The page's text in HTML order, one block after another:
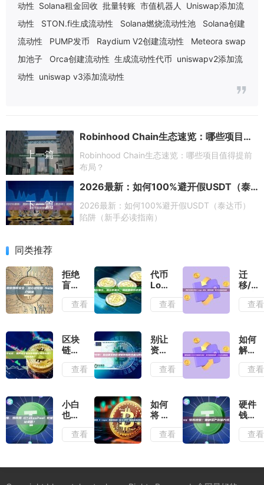
动性 Solana租金回收 批量转账 市值机器人
Uniswap添加流
动性
STON.fi生成流动性 Solana燃烧流动性池
Solana创建
流动性
PUMP发币 Raydium V2创建流动性
Meteora swap
加池子
Orca创建流动性 生成流动性代币 uniswapv2添加流
动性 uniswap v3添加流动性
上一篇
Robinhood Chain生态速览：哪些项目值得提前布局？
Robinhood Chain生态速览：哪些项目值得提前
布局？
下一篇
2026最新：如何100%避开假USDT（泰达币）陷阱（新手必读指南）
2026最新：如何100%避开假USDT（泰达币）
陷阱（新手必读指南）
同类推荐
拒绝
盲
签！
教你
全、
放心
地收
账户
租金
查看
代币
Logo
偶尔
不显
示，
到底
是缓
络在
捣
查看
迁
移/
桥接
代币
丢
失，
如何
完整
自救
查看
区块
链新
手必
读：
备份
你的
助记
词与
（2026
查看
别让
资产
归
零！
的区
块链
钱包
防钓
骗指
查看
如何
解锁
XXKK
中的
额：
新手
保姆
级指
最新
查看
小白
也能
看
懂：
GTokenTool
查看
如何
将 X
Layer
网络
OKX
查看
硬件
钱包
vs
软件
哪种
查看